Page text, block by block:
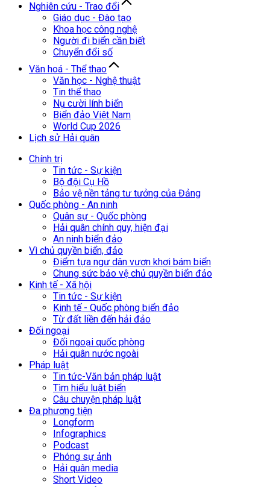
Nghiên cứu - Trao đổi
Giáo dục - Đào tạo
Khoa học công nghệ
Người đi biển cần biết
Chuyển đổi số
Văn hoá - Thể thao
Văn học - Nghệ thuật
Tin thể thao
Nụ cười lính biển
Biển đảo Việt Nam
World Cup 2026
Lịch sử Hải quân
Chính trị
Tin tức - Sự kiện
Bộ đội Cụ Hồ
Bảo vệ nền tảng tư tưởng của Đảng
Quốc phòng - An ninh
Quân sự - Quốc phòng
Hải quân chính quy, hiện đại
An ninh biển đảo
Vì chủ quyền biển, đảo
Điểm tựa ngư dân vươn khơi bám biển
Chung sức bảo vệ chủ quyền biển đảo
Kinh tế - Xã hội
Tin tức - Sự kiện
Kinh tế - Quốc phòng biển đảo
Từ đất liền đến hải đảo
Đối ngoại
Đối ngoại quốc phòng
Hải quân nước ngoài
Pháp luật
Tin tức-Văn bản pháp luật
Tìm hiểu luật biển
Câu chuyện pháp luật
Đa phương tiện
Longform
Infographics
Podcast
Phóng sự ảnh
Hải quân media
Short Video